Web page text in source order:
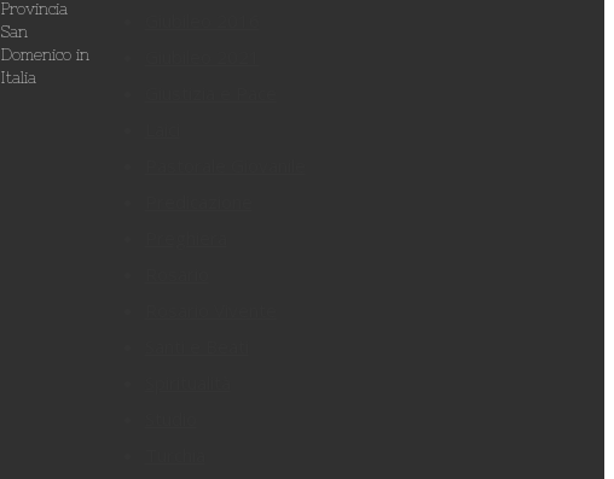
Provincia
San
Domenico in
Italia